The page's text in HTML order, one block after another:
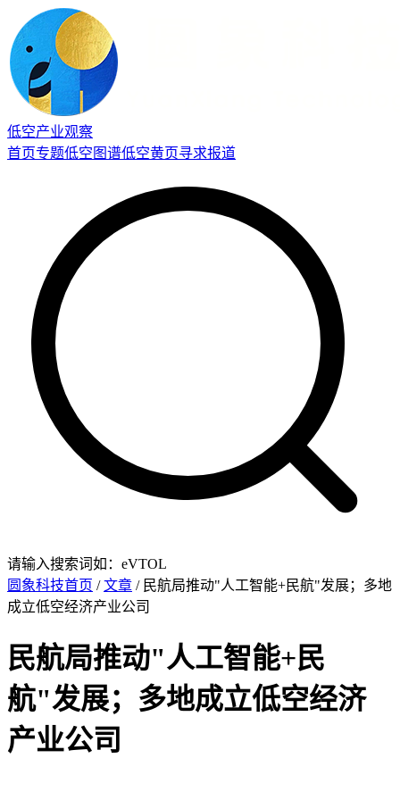
低空产业观察
首页专题低空图谱低空黄页寻求报道
请输入搜索词如：eVTOL
圆象科技首页 /文章 / 民航局推动"人工智能+民航"发展；多地
成立低空经济产业公司
民航局推动"人工智能+民
航"发展；多地成立低空经济
产业公司